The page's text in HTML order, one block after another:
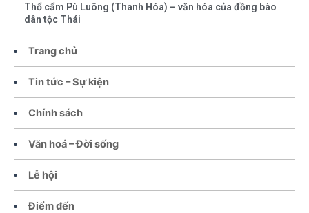
Trang chủ
Tin tức – Sự kiện
Chính sách
Văn hoá – Đời sống
Lễ hội
Điểm đến
Thổ cẩm Pù Luông (Thanh Hóa) – văn hóa của đồng bào
dân tộc Thái